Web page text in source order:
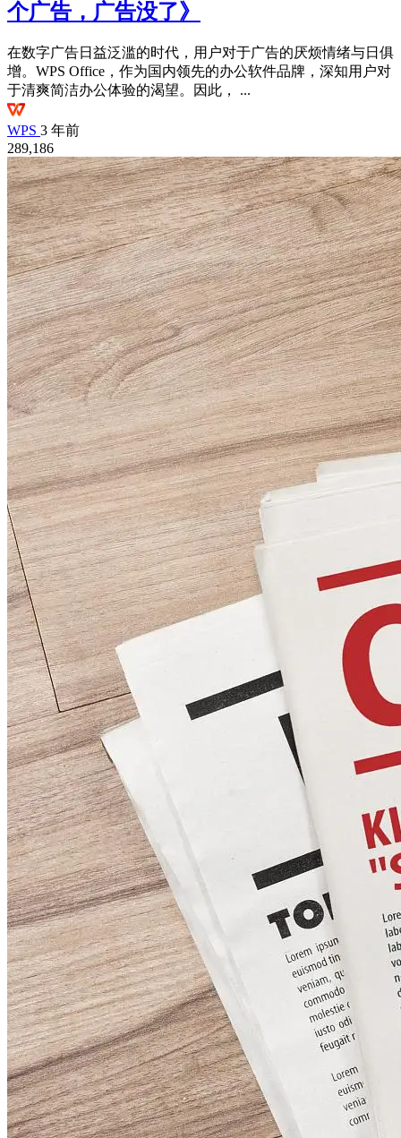
个广告，广告没了》
在数字广告日益泛滥的时代，用户对于广告的厌烦情绪与日俱
增。WPS Office，作为国内领先的办公软件品牌，深知用户对
于清爽简洁办公体验的渴望。因此， ...
WPS 3 年前
289,186